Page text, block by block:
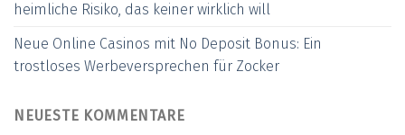
heimliche Risiko, das keiner wirklich will
Neue Online Casinos mit No Deposit Bonus: Ein
trostloses Werbeversprechen für Zocker
NEUESTE KOMMENTARE